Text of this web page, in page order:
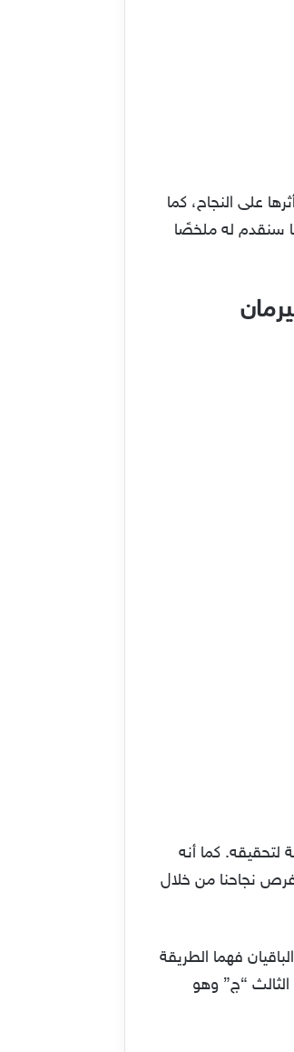
على النجاح، كما
سنقدم له ملخصًا
لتحقيقه. كما أنه
نجاحنا من خلال
فهما الطريقة
“ج” وهو